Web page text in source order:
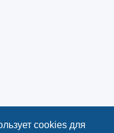
cookies для